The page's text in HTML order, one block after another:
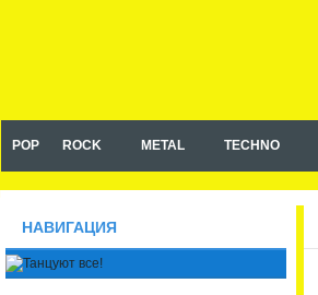
Музыка в машину, сборники
музыки в машину mp3
POP ROCK METAL TECHNO
НАВИГАЦИЯ